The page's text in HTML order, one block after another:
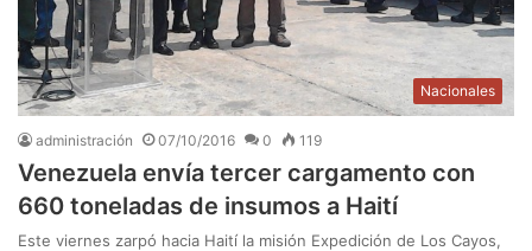
Nacionales
administración 07/10/2016 0 119
Venezuela envía tercer cargamento con
660 toneladas de insumos a Haití
Este viernes zarpó hacia Haití la misión Expedición de Los Cayos,